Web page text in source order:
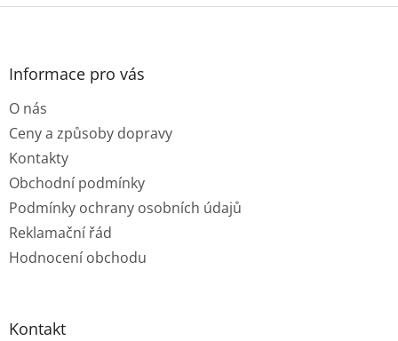
Z
Informace pro vás
O nás
Ceny a způsoby dopravy
Kontakty
Obchodní podmínky
Podmínky ochrany osobních údajů
Reklamační řád
Hodnocení obchodu
Kontakt